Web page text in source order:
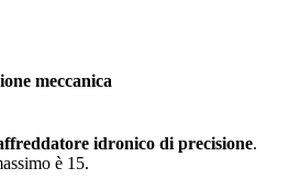
meccanica
idronico di precisione.
è 15.